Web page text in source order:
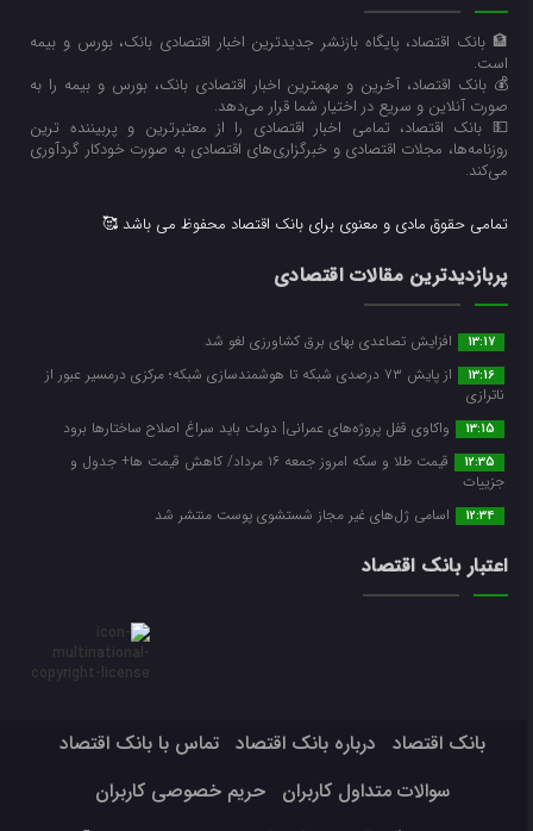
🏦 بانک اقتصاد، پایگاه بازنشر جدیدترین اخبار اقتصادی بانک، بورس و بیمه
است.
💰 بانک اقتصاد، آخرین و مهمترین اخبار اقتصادی بانک، بورس و بیمه را به
صورت آنلاین و سریع در اختیار شما قرار می‌‌دهد.
💵 بانک اقتصاد، تمامی اخبار اقتصادی را از معتبرترین و پربیننده ترین
روزنامه‌ها، مجلات اقتصادی و خبرگزاری‌های اقتصادی به صورت خودکار گردآوری
می‌کند.
تمامی حقوق مادی و معنوی برای بانک اقتصاد محفوظ می باشد 🥰
پربازدیدترین مقالات اقتصادی
13:17 افزایش تصاعدی بهای برق کشاورزی لغو شد
13:16
از پایش ۷۳ درصدی شبکه تا هوشمندسازی شبکه؛ مرکزی درمسیر عبور از
ناترازی
13:15 واکاوی قفل پروژه‌های عمرانی| دولت باید سراغ اصلاح ساختارها برود
12:35
قیمت طلا و سکه امروز جمعه ۱۶ مرداد/ کاهش قیمت ها+ جدول و
جزییات
12:34 اسامی ژل‌های غیر مجاز شستشوی پوست منتشر شد
اعتبار بانک اقتصاد
بانک اقتصاد درباره بانک اقتصاد
تماس با بانک اقتصاد
سوالات متداول کاربران
حریم خصوصی کاربران